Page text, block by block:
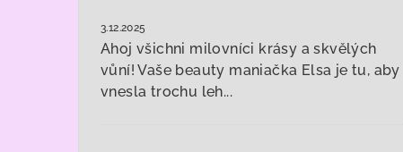
3.12.2025
Ahoj všichni milovníci krásy a skvělých
vůní! Vaše beauty maniačka Elsa je tu, aby
vnesla trochu leh...